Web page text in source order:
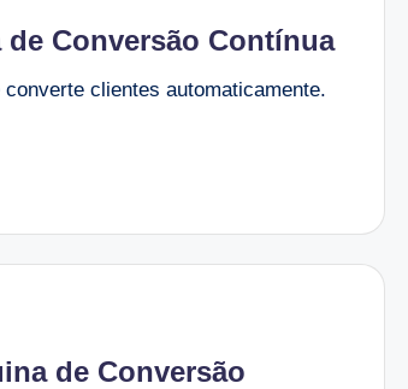
Conversão Contínua
clientes automaticamente.
de Conversão